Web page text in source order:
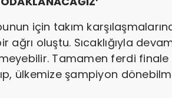
için takım
oluştu. Sıcaklığıyla
Tamamen ferdi
ülkemize şampiyon